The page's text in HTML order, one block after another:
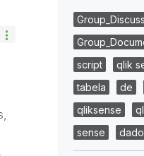
script
qlik
tabela
de
qliksense
sense